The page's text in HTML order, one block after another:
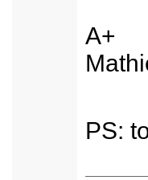
A+
PS: